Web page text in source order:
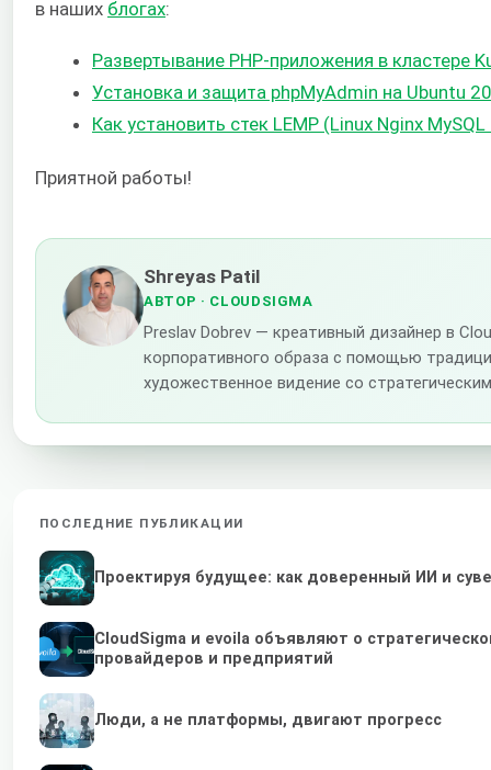
в наших блогах:
Развертывание PHP-приложения в кластере
Установка и защита phpMyAdmin на Ubuntu
Как установить стек LEMP (Linux Nginx
Приятной работы!
Shreyas Patil
АВТОР · CLOUDSIGMA
Preslav Dobrev — креативный дизайнер в
корпоративного образа с помощью
художественное видение со
ПОСЛЕДНИЕ ПУБЛИКАЦИИ
Проектируя будущее: как доверенный ИИ и
CloudSigma и evoila объявляют о
провайдеров и предприятий
Люди, а не платформы, двигают прогресс